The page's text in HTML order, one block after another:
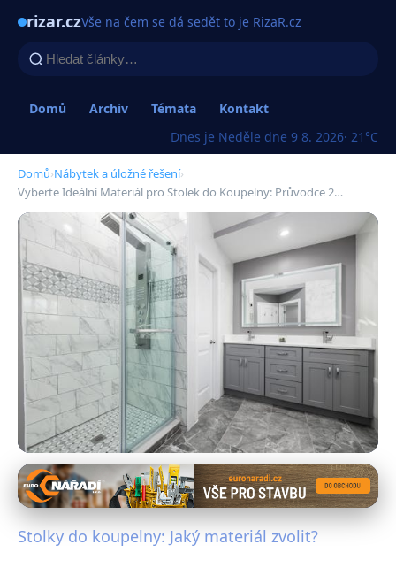
rizar.czVše na čem se dá sedět to je RizaR.cz
Domů Archiv Témata
Kontakt
Dnes je Neděle dne 9 8. 2026· 21°C
Domů›Nábytek a úložné řešení›
Vyberte Ideální Materiál pro Stolek do Koupelny: Průvodce 2…
Nábytek a úložné řešení
Vyberte Ideální Materiál pro
Stolky do koupelny: Jaký materiál zvolit?